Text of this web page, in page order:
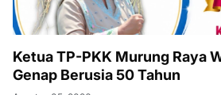
Ketua TP-PKK Murung Raya
Genap Berusia 50 Tahun